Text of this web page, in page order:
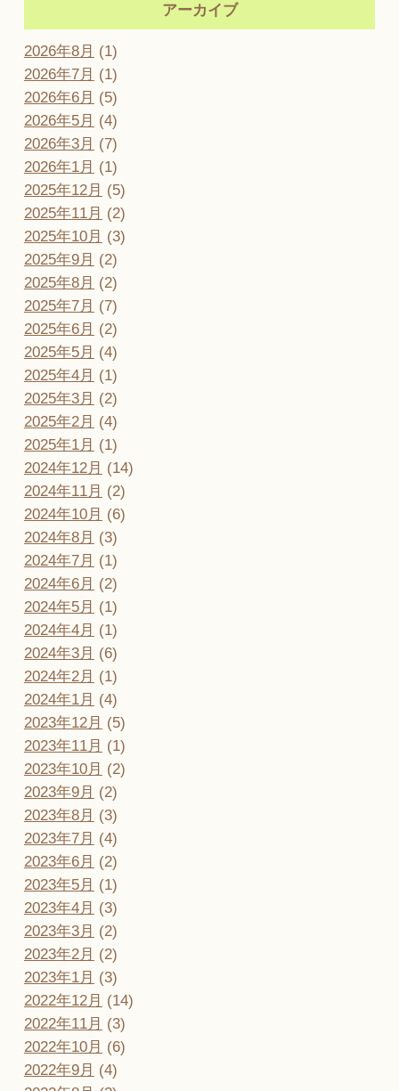
アーカイブ
2026年8月 (1)
2026年7月 (1)
2026年6月 (5)
2026年5月 (4)
2026年3月 (7)
2026年1月 (1)
2025年12月 (5)
2025年11月 (2)
2025年10月 (3)
2025年9月 (2)
2025年8月 (2)
2025年7月 (7)
2025年6月 (2)
2025年5月 (4)
2025年4月 (1)
2025年3月 (2)
2025年2月 (4)
2025年1月 (1)
2024年12月 (14)
2024年11月 (2)
2024年10月 (6)
2024年8月 (3)
2024年7月 (1)
2024年6月 (2)
2024年5月 (1)
2024年4月 (1)
2024年3月 (6)
2024年2月 (1)
2024年1月 (4)
2023年12月 (5)
2023年11月 (1)
2023年10月 (2)
2023年9月 (2)
2023年8月 (3)
2023年7月 (4)
2023年6月 (2)
2023年5月 (1)
2023年4月 (3)
2023年3月 (2)
2023年2月 (2)
2023年1月 (3)
2022年12月 (14)
2022年11月 (3)
2022年10月 (6)
2022年9月 (4)